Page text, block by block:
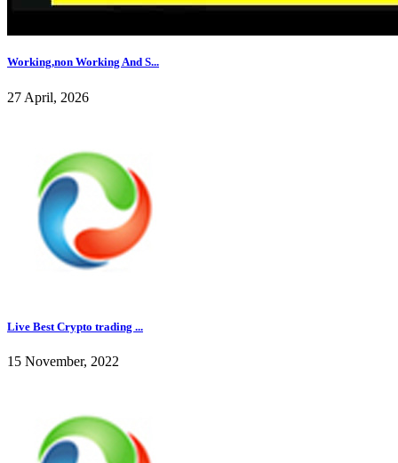
Working,non Working And S...
27 April, 2026
Live Best Crypto trading ...
15 November, 2022